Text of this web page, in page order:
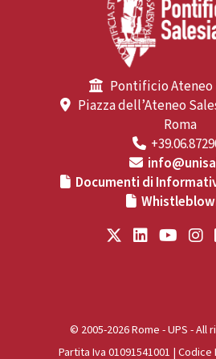
Pontificio Ateneo
Piazza dell’Ateneo
Roma
Documenti di
© 2005-2026 Rome - UPS -
Partita Iva 01091541001 |